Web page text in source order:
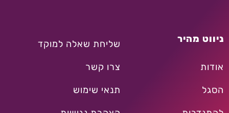
ניווט מהיר
אודות
הסגל
שליחת שאלה למוקד
צרו קשר
תנאי שימוש